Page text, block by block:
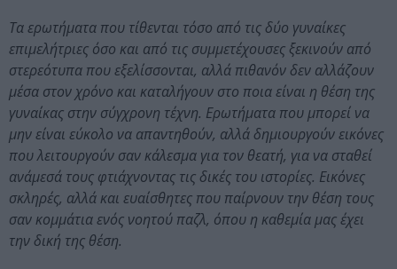
Τα ερωτήματα που τίθενται τόσο από τις δύο γυναίκες
επιμελήτριες όσο και από τις συμμετέχουσες ξεκινούν από
στερεότυπα που εξελίσσονται, αλλά πιθανόν δεν αλλάζουν
μέσα στον χρόνο και καταλήγουν στο ποια είναι η θέση της
γυναίκας στην σύγχρονη τέχνη. Ερωτήματα που μπορεί να
μην είναι εύκολο να απαντηθούν, αλλά δημιουργούν εικόνες
που λειτουργούν σαν κάλεσμα για τον θεατή, για να σταθεί
ανάμεσά τους φτιάχνοντας τις δικές του ιστορίες. Εικόνες
σκληρές, αλλά και ευαίσθητες που παίρνουν την θέση τους
σαν κομμάτια ενός νοητού παζλ, όπου η καθεμία μας έχει
την δική της θέση.